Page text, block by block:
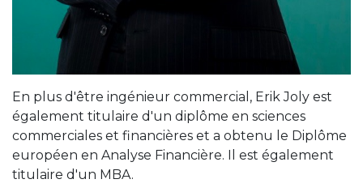
En plus d'être ingénieur commercial, Erik Joly est
également titulaire d'un diplôme en sciences
commerciales et financières et a obtenu le Diplôme
européen en Analyse Financière. Il est également
titulaire d'un MBA.